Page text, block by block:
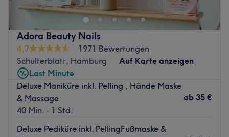
Adora Beauty Nails
4,7
1971 Bewertungen
Schulterblatt, Hamburg
Auf Karte anzeigen
Last Minute
Deluxe Maniküre inkl. Pelling , Hände Maske
& Massage
40 Min. - 1 Std.
ab 35 €
Deluxe Pediküre inkl. PellingFußmaske &